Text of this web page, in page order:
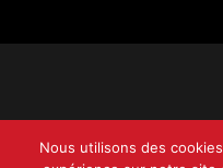
Nous utilisons des